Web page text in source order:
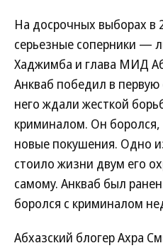
На досрочных выборах в
серьезные соперники —
Хаджимба и глава МИД
Анкваб победил в
него ждали жесткой
криминалом. Он боролся,
новые покушения. Одно
стоило жизни двум его
самому. Анкваб был
боролся с криминалом
Абхазский блогер Ахра